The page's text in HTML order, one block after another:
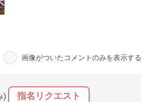
画像がついたコメントのみを表示する
) 指名リクエスト